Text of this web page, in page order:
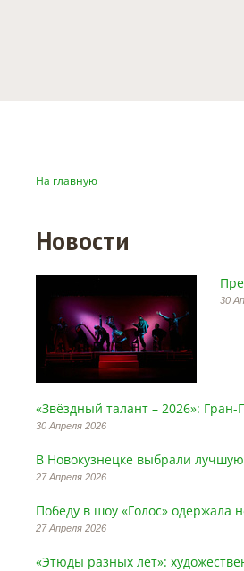
На главную
Новости
30
«Звёздный талант – 2026»:
30 Апреля 2026
В Новокузнецке выбрали
27 Апреля 2026
Победу в шоу «Голос» одержала
27 Апреля 2026
«Этюды разных лет»: